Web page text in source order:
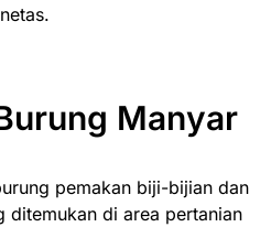
Manyar
pemakan biji-bijian dan
ditemukan di area pertanian